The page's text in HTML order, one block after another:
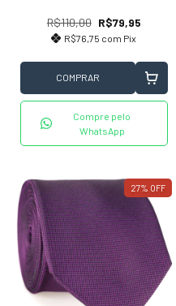
R$110,00 R$79,95
R$76,75 com Pix
COMPRAR
Compre pelo
WhatsApp
27% OFF